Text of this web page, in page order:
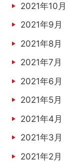
2021年10月
2021年9月
2021年8月
2021年7月
2021年6月
2021年5月
2021年4月
2021年3月
2021年2月